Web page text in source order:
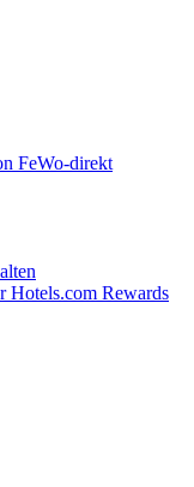
FeWo-direkt
Hotels.com Rewards